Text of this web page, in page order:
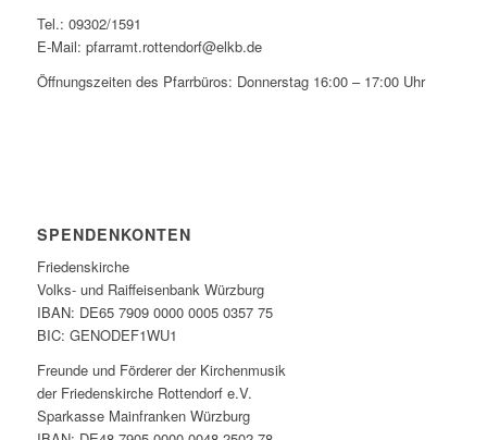
Tel.: 09302/1591
E-Mail: pfarramt.rottendorf@elkb.de
Öffnungszeiten des Pfarrbüros: Donnerstag 16:00 – 17:00 Uhr
SPENDENKONTEN
Friedenskirche
Volks- und Raiffeisenbank Würzburg
IBAN: DE65 7909 0000 0005 0357 75
BIC: GENODEF1WU1
Freunde und Förderer der Kirchenmusik
der Friedenskirche Rottendorf e.V.
Sparkasse Mainfranken Würzburg